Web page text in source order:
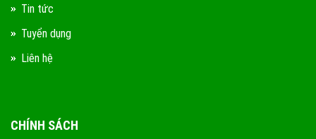
Tin tức
Tuyển dụng
Liên hệ
CHÍNH SÁCH